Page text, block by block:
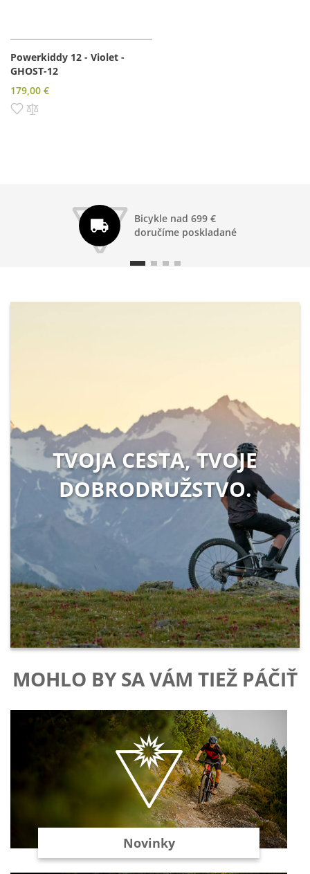
Powerkiddy 12 - Violet -
GHOST-12
179,00 €
Pridať do zoznamu prianí
Bicykle nad 699 €
doručíme poskladané
TVOJA CESTA, TVOJE
DOBRODRUŽSTVO.
MOHLO BY SA VÁM TIEŽ PÁČIŤ
Novinky